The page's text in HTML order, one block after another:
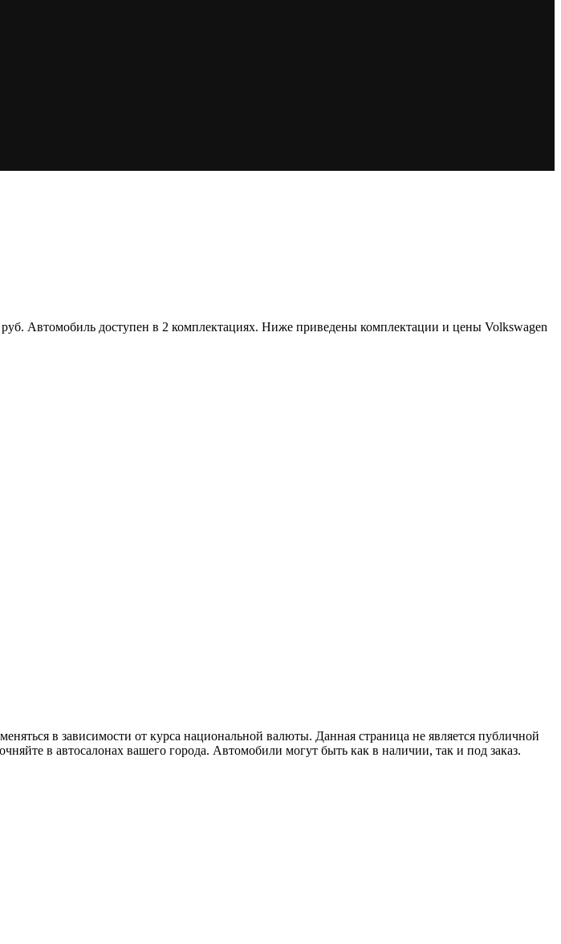
Автомобиль доступен в 2 комплектациях. Ниже приведены комплектации и цены Volkswagen
в зависимости от курса национальной валюты. Данная страница не является публичной
в автосалонах вашего города. Автомобили могут быть как в наличии, так и под заказ.